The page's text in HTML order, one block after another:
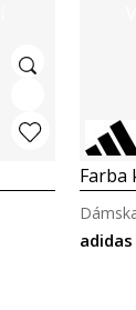
Farba
adidas